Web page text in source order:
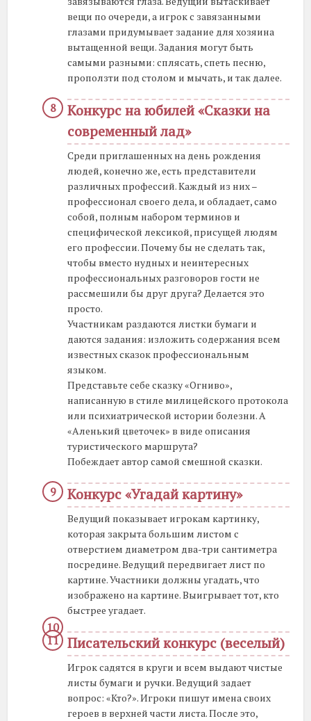
вещи по очереди, а игрок с завязанными
глазами придумывает задание для хозяина
вытащенной вещи. Задания могут быть
самыми разными: сплясать, спеть песню,
проползти под столом и мычать, и так далее.
Конкурс на юбилей «Сказки на
современный лад»
Среди приглашенных на день рождения
людей, конечно же, есть представители
различных профессий. Каждый из них –
профессионал своего дела, и обладает, само
собой, полным набором терминов и
специфической лексикой, присущей людям
его профессии. Почему бы не сделать так,
чтобы вместо нудных и неинтересных
профессиональных разговоров гости не
рассмешили бы друг друга? Делается это
просто.
Участникам раздаются листки бумаги и
даются задания: изложить содержания всем
известных сказок профессиональным
языком.
Представьте себе сказку «Огниво»,
написанную в стиле милицейского протокола
или психиатрической истории болезни. А
«Аленький цветочек» в виде описания
туристического маршрута?
Побеждает автор самой смешной сказки.
Конкурс «Угадай картину»
Ведущий показывает игрокам картинку,
которая закрыта большим листом с
отверстием диаметром два-три сантиметра
посредине. Ведущий передвигает лист по
картине. Участники должны угадать, что
изображено на картине. Выигрывает тот, кто
быстрее угадает.
Писательский конкурс (веселый)
Игрок садятся в круги и всем выдают чистые
листы бумаги и ручки. Ведущий задает
вопрос: «Кто?». Игроки пишут имена своих
героев в верхней части листа. После это,